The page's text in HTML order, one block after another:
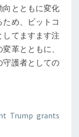
向とともに変化
め、ビットコ
してますます注
革とともに、
守護者としての
Trump grants